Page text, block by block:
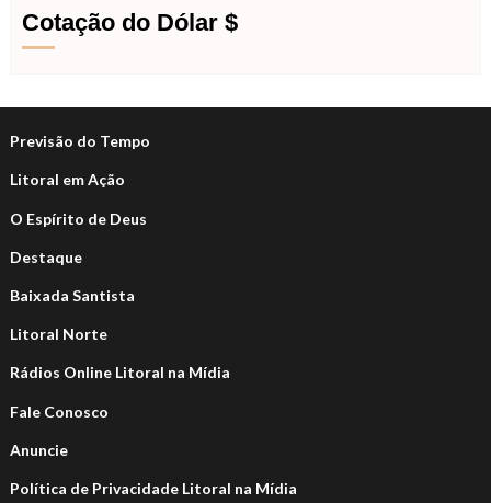
Cotação do Dólar $
Previsão do Tempo
Litoral em Ação
O Espírito de Deus
Destaque
Baixada Santista
Litoral Norte
Rádios Online Litoral na Mídia
Fale Conosco
Anuncie
Política de Privacidade Litoral na Mídia